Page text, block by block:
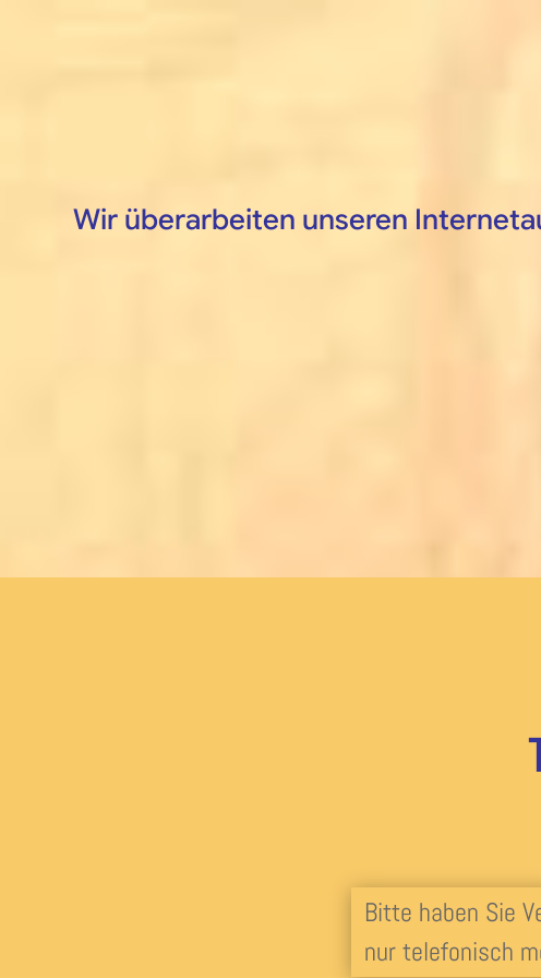
Wir überarbeiten unseren
Bitte haben Sie
nur telefonisch